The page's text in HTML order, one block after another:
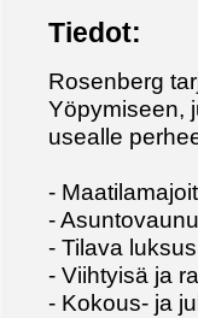
Tiedot:
Rosenberg
Yöpymiseen,
usealle
-
-
- Tilava
- Viihtyisä ja
- Kokous- ja